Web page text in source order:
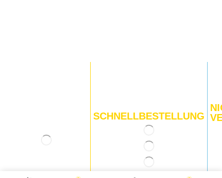
SCHNELLBESTELLUNG